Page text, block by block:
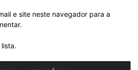
e site neste navegador para a